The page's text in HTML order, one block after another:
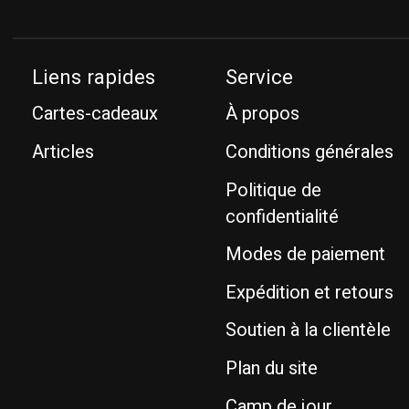
Liens rapides
Cartes-cadeaux
Articles
Service
À propos
Conditions générales
Politique de
confidentialité
Modes de paiement
Expédition et retours
Soutien à la clientèle
Plan du site